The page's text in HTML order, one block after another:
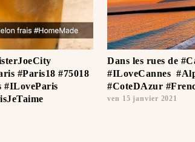
#Paris18 #75018
#ILoveParis
Dans les rues de
#ILoveCannes
#CoteDAzur
ven 15 janvier 2021